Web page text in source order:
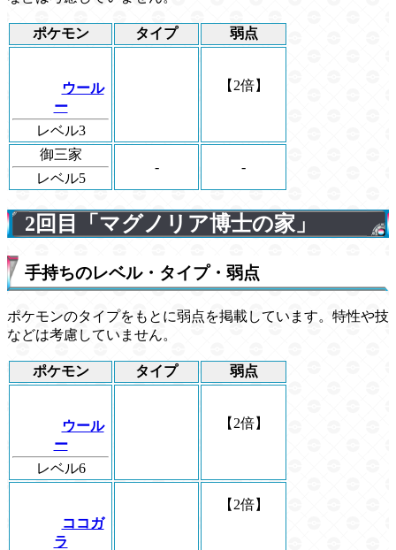
ポケモン タイプ 弱点
ウール
ー
レベル3
【2倍】
御三家
レベル5
- -
2回目「マグノリア博士の家」
手持ちのレベル・タイプ・弱点
ポケモンのタイプをもとに弱点を掲載しています。特性や技
などは考慮していません。
ポケモン タイプ 弱点
ウール
ー
レベル6
【2倍】
ココガ
ラ
【2倍】